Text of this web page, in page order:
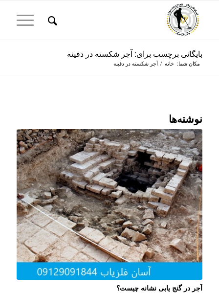
بایگانی برچسب برای: آجر شکسته در دفینه
مکان شما: خانه / آجر شکسته در دفینه
نوشته‌ها
آجر در گنج یابی نشانه چیست؟